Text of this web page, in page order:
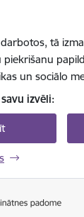
tā
piekrišanu
un sociālo
izvēli: